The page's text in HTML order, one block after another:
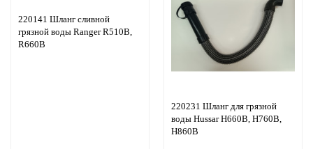
220141 Шланг сливной
грязной воды Ranger R510B,
R660B
220231 Шланг для грязной
воды Hussar H660B, H760B,
H860B